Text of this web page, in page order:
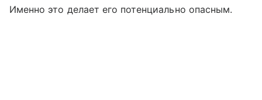
Именно это делает его потенциально опасным.